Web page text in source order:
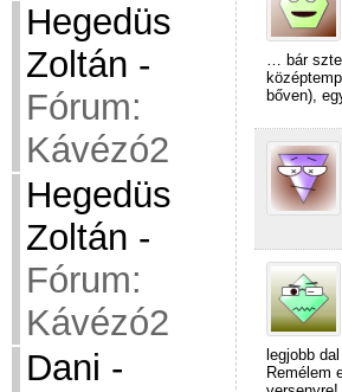
Hegedüs
Zoltán -
Fórum:
Kávézó2
Hegedüs
Zoltán -
Fórum:
Kávézó2
Dani -
… bár
bőven),
legjobb
Remélem